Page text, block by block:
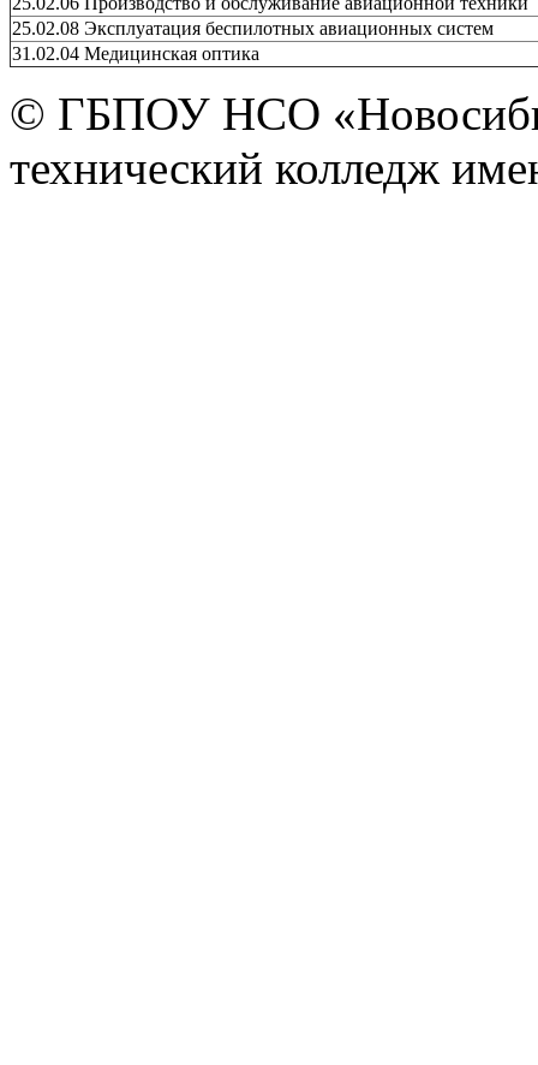
25.02.08 Эксплуатация беспилотных авиационных систем
31.02.04 Медицинская оптика
© ГБПОУ НСО
технический колледж